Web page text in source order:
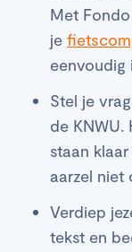
Met
je
eenvoudig
Stel je
de KNWU.
staan
aarzel niet
Verdiep
tekst en